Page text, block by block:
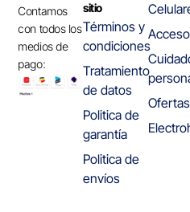
Contamos
con todos los
medios de
pago:
sitio
Términos y
condiciones
Tratamiento
de datos
Politica de
garantía
Politica de
envíos
Ofertas